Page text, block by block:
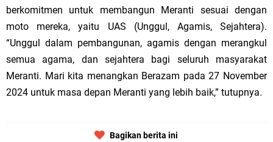
berkomitmen untuk membangun Meranti sesuai dengan
moto mereka, yaitu UAS (Unggul, Agamis, Sejahtera).
“Unggul dalam pembangunan, agamis dengan merangkul
semua agama, dan sejahtera bagi seluruh masyarakat
Meranti. Mari kita menangkan Berazam pada 27 November
2024 untuk masa depan Meranti yang lebih baik,” tutupnya.
Bagikan berita ini